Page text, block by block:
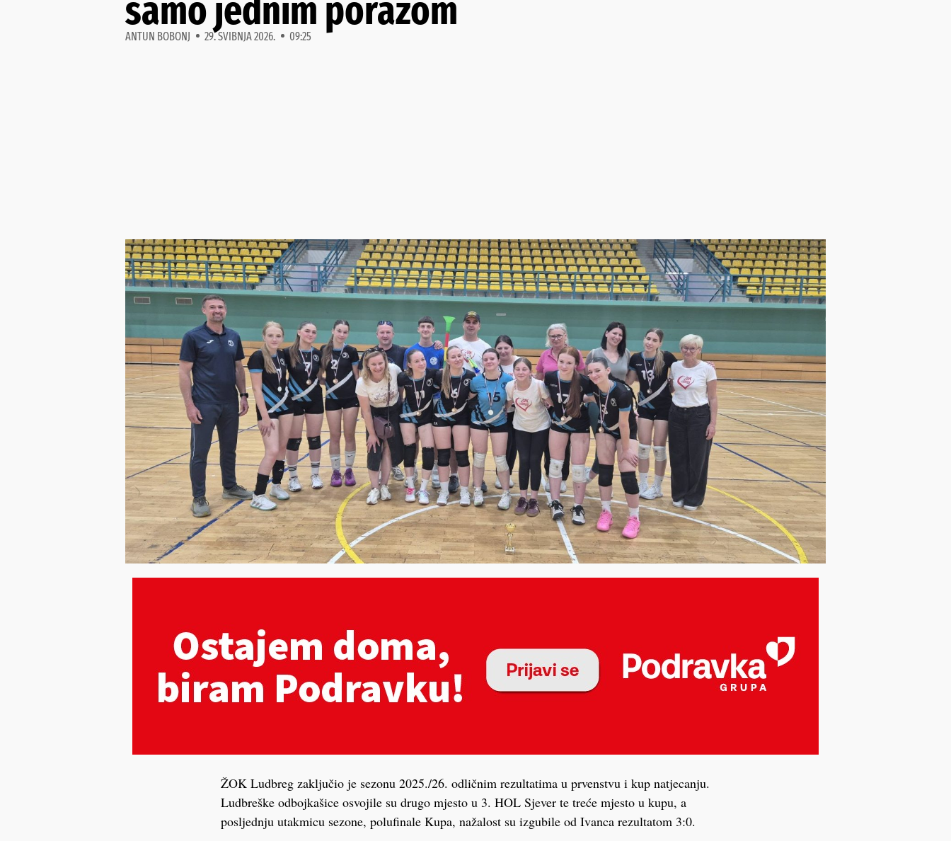
samo jednim porazom
ANTUN BOBONJ 29. SVIBNJA 2026. 09:25
ŽOK Ludbreg zaključio je sezonu 2025./26. odličnim rezultatima u prvenstvu i kup natjecanju.
Ludbreške odbojkašice osvojile su drugo mjesto u 3. HOL Sjever te treće mjesto u kupu, a
posljednju utakmicu sezone, polufinale Kupa, nažalost su izgubile od Ivanca rezultatom 3:0.